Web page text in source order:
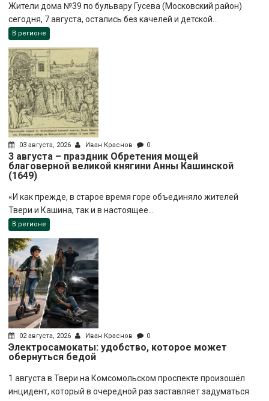
Жители дома №39 по бульвару Гусева (Московский район)
сегодня, 7 августа, остались без качелей и детской...
В регионе
03 августа, 2026 Иван Краснов 0
3 августа – праздник Обретения мощей
благоверной великой княгини Анны Кашинской
(1649)
«И как прежде, в старое время горе объединяло жителей
Твери и Кашина, так и в настоящее...
В регионе
02 августа, 2026 Иван Краснов 0
Электросамокаты: удобство, которое может
обернуться бедой
1 августа в Твери на Комсомольском проспекте произошёл
инцидент, который в очередной раз заставляет задуматься